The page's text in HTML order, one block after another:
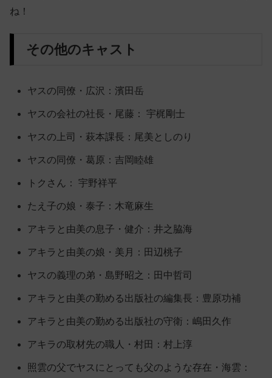
ね！
その他のキャスト
ヤスの同僚・広沢：濱田岳
ヤスの会社の社長・尾藤： 宇梶剛士
ヤスの上司・萩本課長：尾美としのり
ヤスの同僚・葛原：吉岡睦雄
トクさん： 宇野祥平
たえ子の娘・泰子：木竜麻生
アキラと由美の息子・健介：井之脇海
アキラと由美の娘・美月：田辺桃子
ヤスの義理の弟・島野昭之：田中哲司
アキラと由美の勤める出版社の編集長：豊原功補
アキラと由美の勤める出版社の守衛：嶋田久作
アキラの取材先の職人・村田：村上淳
照雲の父でヤスにとっても父のような存在・海雲：